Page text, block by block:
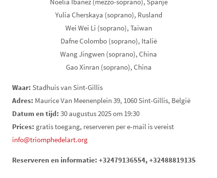
Yulia Cherskaya (soprano), Rusland
Wei Wei Li (soprano), Taiwan
Dafne Colombo (soprano), Italië
Wang Jingwen (soprano), China
Gao Xinran (soprano), China
Waar: Stadhuis van Sint-Gillis
Adres: Maurice Van Meenenplein 39, 1060 Sint-Gillis, België
Datum en tijd: 30 augustus 2025 om 19:30
Prices: gratis toegang, reserveren per e-mail is vereist
info@triomphedelart.org
Reserveren en informatie: +32479136554, +32488819135